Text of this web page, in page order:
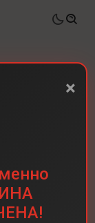
×